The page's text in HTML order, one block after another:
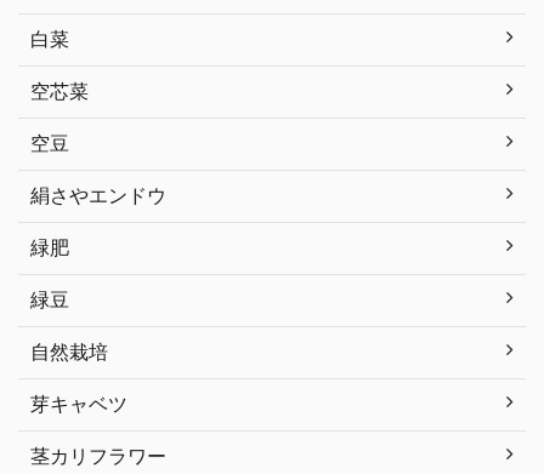
白菜
空芯菜
空豆
絹さやエンドウ
緑肥
緑豆
自然栽培
芽キャベツ
茎カリフラワー